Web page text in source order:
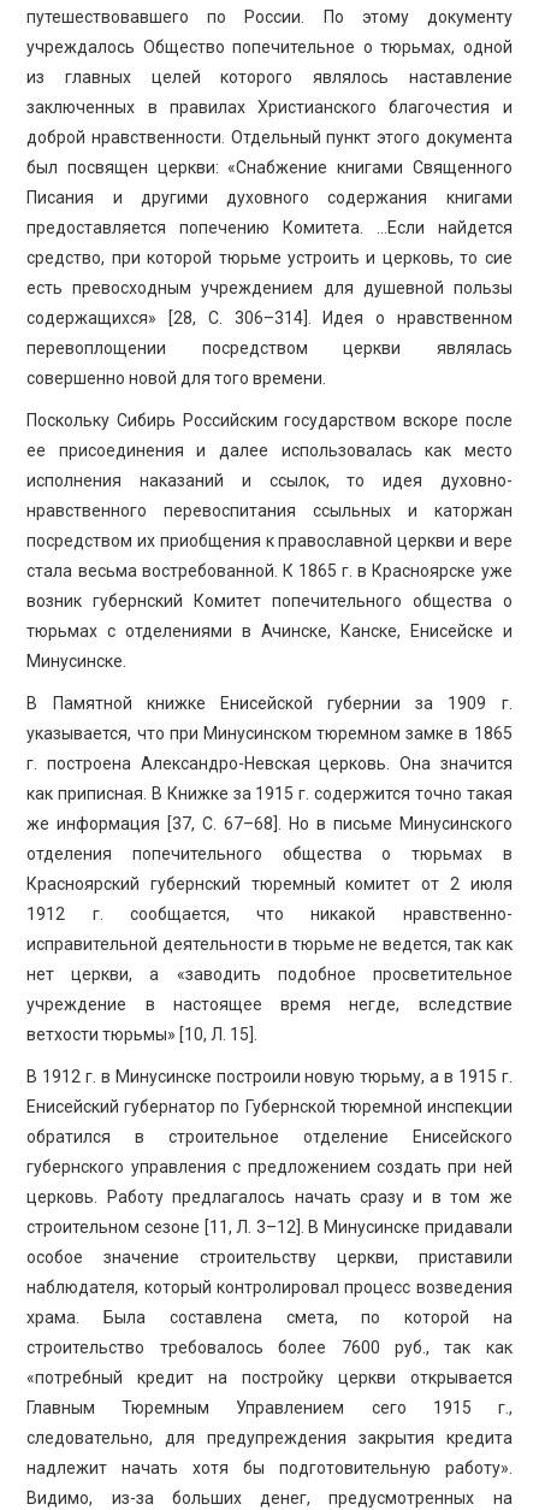
путешествовавшего по России. По этому документу
учреждалось Общество попечительное о тюрьмах, одной
из главных целей которого являлось наставление
заключенных в правилах Христианского благочестия и
доброй нравственности. Отдельный пункт этого документа
был посвящен церкви: «Снабжение книгами Священного
Писания и другими духовного содержания книгами
предоставляется попечению Комитета. …Если найдется
средство, при которой тюрьме устроить и церковь, то сие
есть превосходным учреждением для душевной пользы
содержащихся» [28, С. 306–314]. Идея о нравственном
перевоплощении посредством церкви являлась
совершенно новой для того времени.
Поскольку Сибирь Российским государством вскоре после
ее присоединения и далее использовалась как место
исполнения наказаний и ссылок, то идея духовно-
нравственного перевоспитания ссыльных и каторжан
посредством их приобщения к православной церкви и вере
стала весьма востребованной. К 1865 г. в Красноярске уже
возник губернский Комитет попечительного общества о
тюрьмах с отделениями в Ачинске, Канске, Енисейске и
Минусинске.
В Памятной книжке Енисейской губернии за 1909 г.
указывается, что при Минусинском тюремном замке в 1865
г. построена Александро-Невская церковь. Она значится
как приписная. В Книжке за 1915 г. содержится точно такая
же информация [37, С. 67–68]. Но в письме Минусинского
отделения попечительного общества о тюрьмах в
Красноярский губернский тюремный комитет от 2 июля
1912 г. сообщается, что никакой нравственно-
исправительной деятельности в тюрьме не ведется, так как
нет церкви, а «заводить подобное просветительное
учреждение в настоящее время негде, вследствие
ветхости тюрьмы» [10, Л. 15].
В 1912 г. в Минусинске построили новую тюрьму, а в 1915 г.
Енисейский губернатор по Губернской тюремной инспекции
обратился в строительное отделение Енисейского
губернского управления с предложением создать при ней
церковь. Работу предлагалось начать сразу и в том же
строительном сезоне [11, Л. 3–12]. В Минусинске придавали
особое значение строительству церкви, приставили
наблюдателя, который контролировал процесс возведения
храма. Была составлена смета, по которой на
строительство требовалось более 7600 руб., так как
«потребный кредит на постройку церкви открывается
Главным Тюремным Управлением сего 1915 г.,
следовательно, для предупреждения закрытия кредита
надлежит начать хотя бы подготовительную работу».
Видимо, из-за больших денег, предусмотренных на